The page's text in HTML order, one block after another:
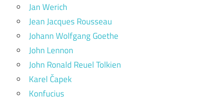
Jan Werich
Jean Jacques Rousseau
Johann Wolfgang Goethe
John Lennon
John Ronald Reuel Tolkien
Karel Čapek
Konfucius